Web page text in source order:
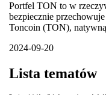
Portfel TON to w
bezpiecznie
Toncoin (TON),
2024-09-20
Lista tematów